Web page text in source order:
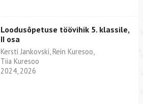
Loodusõpetuse töövihik 5. klassile,
II osa
Kersti Jankovski, Rein Kuresoo,
Tiia Kuresoo
2024, 2026